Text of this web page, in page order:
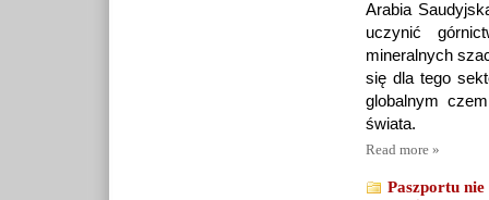
Arabia
uczynić
mineralnych
się dla tego
globalnym
świata.
Read more »
Paszportu